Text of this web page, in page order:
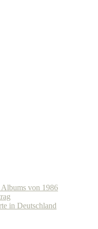
von 1986
in Deutschland